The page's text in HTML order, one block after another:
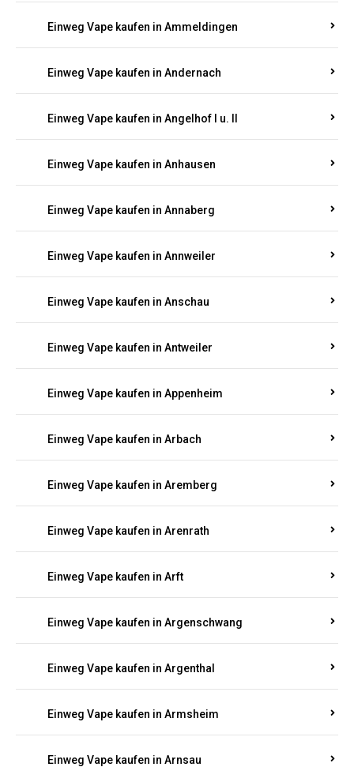
Einweg Vape kaufen in Ammeldingen
Einweg Vape kaufen in Andernach
Einweg Vape kaufen in Angelhof I u. II
Einweg Vape kaufen in Anhausen
Einweg Vape kaufen in Annaberg
Einweg Vape kaufen in Annweiler
Einweg Vape kaufen in Anschau
Einweg Vape kaufen in Antweiler
Einweg Vape kaufen in Appenheim
Einweg Vape kaufen in Arbach
Einweg Vape kaufen in Aremberg
Einweg Vape kaufen in Arenrath
Einweg Vape kaufen in Arft
Einweg Vape kaufen in Argenschwang
Einweg Vape kaufen in Argenthal
Einweg Vape kaufen in Armsheim
Einweg Vape kaufen in Arnsau